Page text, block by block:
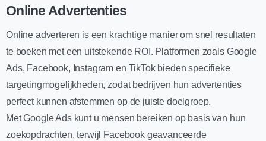
Online Advertenties
Online adverteren is een krachtige manier om snel resultaten
te boeken met een uitstekende ROI. Platformen zoals Google
Ads, Facebook, Instagram en TikTok bieden specifieke
targetingmogelijkheden, zodat bedrijven hun advertenties
perfect kunnen afstemmen op de juiste doelgroep.
Met Google Ads kunt u mensen bereiken op basis van hun
zoekopdrachten, terwijl Facebook geavanceerde